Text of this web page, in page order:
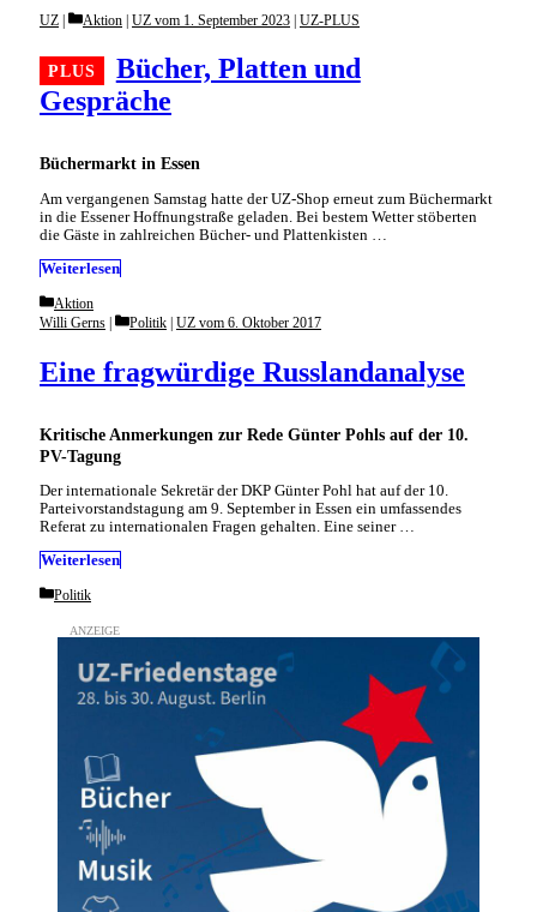
Büchermarkt in Essen
Bücher, Platten und
Gespräche
UZ Categories
Aktion | UZ vom 1. September 2023 | UZ-PLUS
Am vergangenen Samstag hatte der UZ-Shop erneut zum Büchermarkt
in die Essener Hoffnungstraße geladen. Bei bestem Wetter stöberten
die Gäste in zahlreichen Bücher- und Plattenkisten …
Weiterlesen
Categories
Aktion
Kritische Anmerkungen zur Rede Günter Pohls auf der 10.
PV-Tagung
Eine fragwürdige Russlandanalyse
Willi Gerns Categories
Politik | UZ vom 6. Oktober 2017
Der internationale Sekretär der DKP Günter Pohl hat auf der 10.
Parteivorstandstagung am 9. September in Essen ein umfassendes
Referat zu internationalen Fragen gehalten. Eine seiner …
Weiterlesen
Categories
Politik